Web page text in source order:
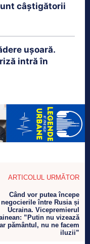
câștigătorii
ușoară.
intră în
ARTICOLUL URMĂTOR
Când vor putea începe
negocierile între Rusia și
Ucraina. Vicepremierul
”Putin nu vizează
pământul, nu ne facem
iluzii”